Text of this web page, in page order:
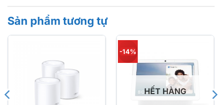
tới AP, camera IP, điện thoại IP mà không cần dây
điện riêng.
tự động phát hiện tốc độ và chế
độ truyền dữ liệu tối ưu cho từng cổng.
Chức năng ưu tiên PoE
bảo vệ hệ thống khi nguồn
quá tải, cắt nguồn cổng có độ ưu tiên thấp nhất.
Sản phẩm tương tự
-14%
HẾT HÀNG